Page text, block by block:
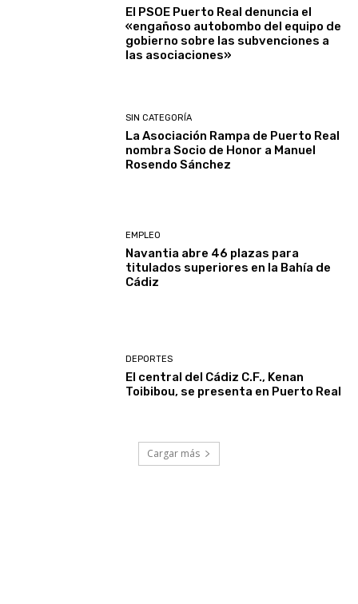
El PSOE Puerto Real denuncia el
«engañoso autobombo del equipo de
gobierno sobre las subvenciones a
las asociaciones»
SIN CATEGORÍA
La Asociación Rampa de Puerto Real
nombra Socio de Honor a Manuel
Rosendo Sánchez
EMPLEO
Navantia abre 46 plazas para
titulados superiores en la Bahía de
Cádiz
DEPORTES
El central del Cádiz C.F., Kenan
Toibibou, se presenta en Puerto Real
Cargar más